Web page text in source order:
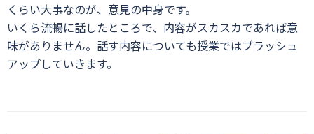
くらい大事なのが、意見の中身です。
いくら流暢に話したところで、内容がスカスカであれば意
味がありません。話す内容についても授業ではブラッシュ
アップしていきます。